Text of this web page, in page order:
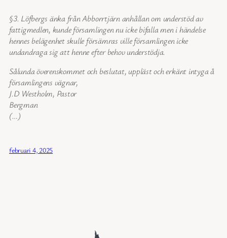
§3. Löfbergs änka från Abborrtjärn anhållan om understöd av
fattigmedlen, kunde församlingen nu icke bifalla men i händelse
hennes belägenhet skulle försämras ville församlingen icke
undandraga sig att henne efter behov understödja.
Sålunda överenskommet och beslutat, uppläst och erkänt intyga å
församlingens vägnar,
J.D Westholm, Pastor
Bergman
(…)
februari 4, 2025